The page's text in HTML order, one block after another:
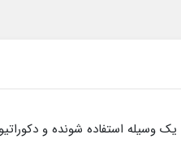
یک وسیله استفاده‌ شونده و